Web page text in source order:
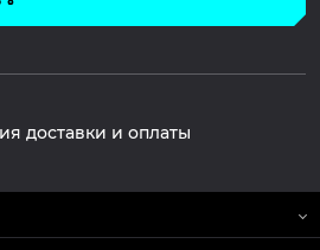
доставки и оплаты